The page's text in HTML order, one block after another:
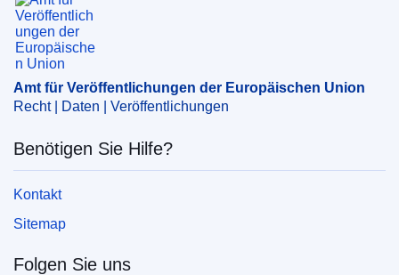
Thema:
künstliche Intelligenz
Rahmenabkommen
Rechtsstaat
CELEX : 52025PC0265
IMMC : COM(2025)265 final
COMNAT : COM_2025_0265_FIN
Amt für Veröffentlichungen der Europäischen Union
Recht | Daten | Veröffentlichungen
Benötigen Sie Hilfe?
Kontakt
Sitemap
Folgen Sie uns